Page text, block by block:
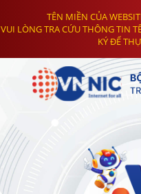
TÊN MIỀN CỦA
VUI LÒNG TRA CỨU THÔNG TIN
KÝ ĐỂ